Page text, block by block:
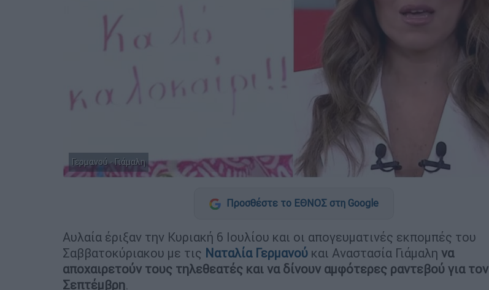
Γερμανού - Γιάμαλη
Προσθέστε το ΕΘΝΟΣ στη Google
Αυλαία έριξαν την Κυριακή 6 Ιουλίου και οι απογευματινές εκπομπές του
Σαββατοκύριακου με τις Ναταλία Γερμανού και Αναστασία Γιάμαλη να
αποχαιρετούν τους τηλεθεατές και να δίνουν αμφότερες ραντεβού για τον
Σεπτέμβρη.